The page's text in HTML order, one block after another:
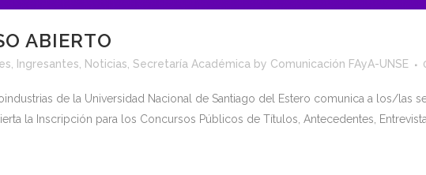
ABIERTO
Ingresantes Noticias Secretaría Académica by Comunicación FAyA-UNSE
de la Universidad Nacional de Santiago del Estero comunica a los/las
la Inscripción para los Concursos Públicos de Títulos, Antecedentes,